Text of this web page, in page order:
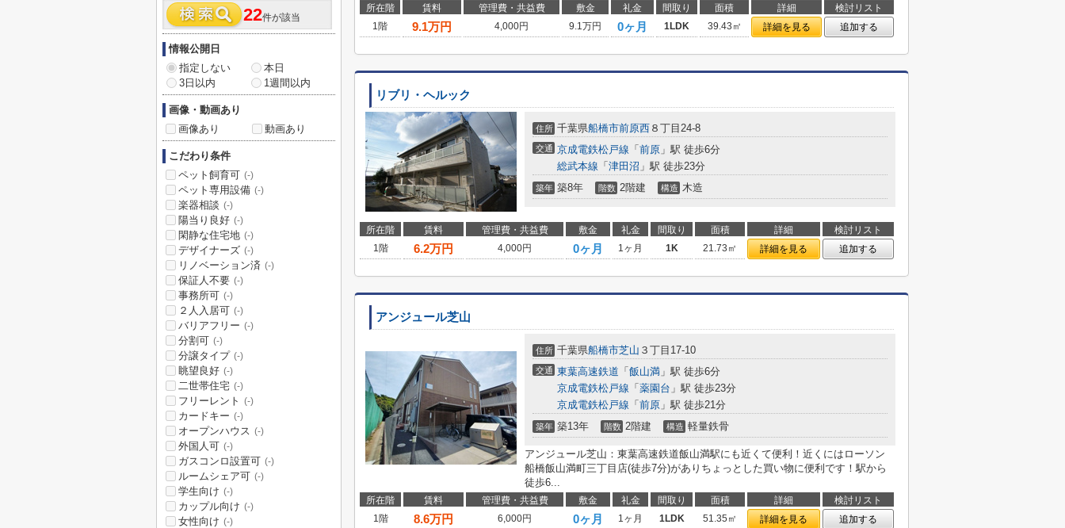
所在階 賃料 管理費・共益費 敷金 礼金 間取り 面積 詳細
検討リスト
1階
9.1万円 4,000円 9.1万円 0ヶ月 1LDK 39.43㎡ 詳細を見る 追加する
リブリ・ヘルック
住所 千葉県船橋市前原西 ８丁目24-8
交通 京成電鉄松戸線 「 前原 」駅 徒歩6分
総武本線 「 津田沼 」駅 徒歩23分
築年 築8年 階数 2階建 構造 木造
所在階 賃料 管理費・共益費 敷金 礼金 間取り 面積 詳細
検討リスト
1階
6.2万円 4,000円 0ヶ月 1ヶ月 1K 21.73㎡ 詳細を見る 追加する
アンジュール芝山
住所 千葉県船橋市芝山 ３丁目17-10
交通 東葉高速鉄道 「 飯山満 」駅 徒歩6分
京成電鉄松戸線 「 薬園台 」駅 徒歩23分
京成電鉄松戸線 「 前原 」駅 徒歩21分
築年 築13年 階数 2階建 構造 軽量鉄骨
アンジュール芝山：東葉高速鉄道飯山満駅にも近くて便利！近くにはローソン
船橋飯山満町三丁目店(徒歩7分)がありちょっとした買い物に便利です！駅から
徒歩6...
所在階 賃料 管理費・共益費 敷金 礼金 間取り 面積 詳細
検討リスト
1階
8.6万円 6,000円 0ヶ月 1ヶ月 1LDK 51.35㎡ 詳細を見る 追加する
22件が該当
情報公開日
指定しない
本日
3日以内
1週間以内
画像・動画あり
画像あり
動画あり
こだわり条件
ペット飼育可 (-)
ペット専用設備 (-)
楽器相談 (-)
陽当り良好 (-)
閑静な住宅地 (-)
デザイナーズ (-)
リノベーション済 (-)
保証人不要 (-)
事務所可 (-)
２人入居可 (-)
バリアフリー (-)
分割可 (-)
分譲タイプ (-)
眺望良好 (-)
二世帯住宅 (-)
フリーレント (-)
カードキー (-)
オープンハウス (-)
外国人可 (-)
ガスコンロ設置可 (-)
ルームシェア可 (-)
学生向け (-)
カップル向け (-)
女性向け (-)